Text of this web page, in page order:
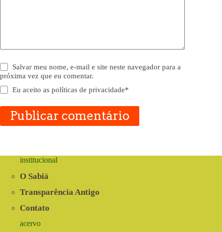
Salvar meu nome, e-mail e site neste navegador para a
próxima vez que eu comentar.
Eu aceito aspolíticas de privacidade*
Publicar comentário
institucional
O Sabiá
Transparência Antigo
Contato
acervo